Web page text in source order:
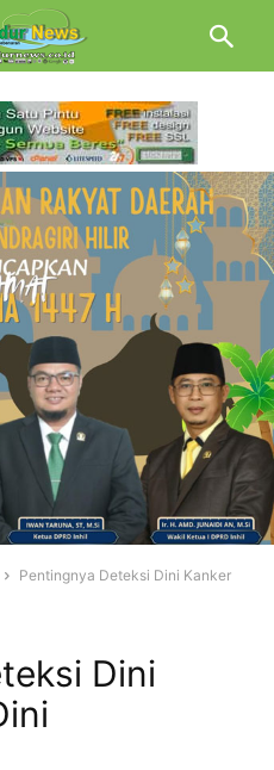
Pentingnya Deteksi Dini Kanker
Dini